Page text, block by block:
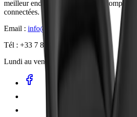
meilleur endroit pour s’informer, comparer
connectées.
Email : info@montreconnectee.co
Tél : +33 7 80 99 03 01
Lundi au vendredi : 8h - 20h